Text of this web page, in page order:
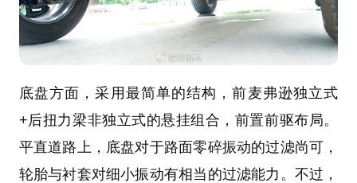
底盘方面，采用最简单的结构，前麦弗逊独立式
+后扭力梁非独立式的悬挂组合，前置前驱布局。
平直道路上，底盘对于路面零碎振动的过滤尚可，
轮胎与衬套对细小振动有相当的过滤能力。不过，